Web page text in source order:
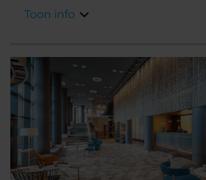
Holocaust-monument en de
Toon info